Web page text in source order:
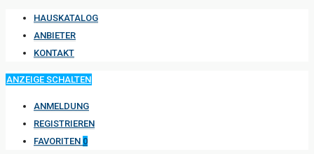
HAUSKATALOG
ANBIETER
KONTAKT
ANZEIGE SCHALTEN
ANMELDUNG
REGISTRIEREN
FAVORITEN 0